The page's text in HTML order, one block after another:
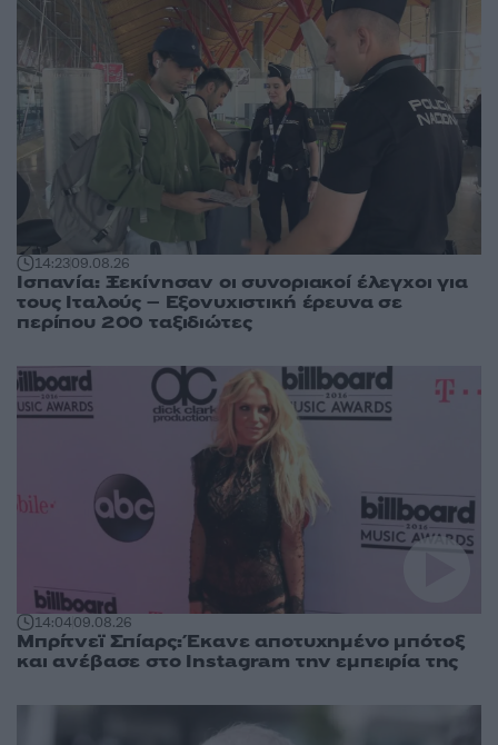
14:2309.08.26
Ισπανία: Ξεκίνησαν οι συνοριακοί έλεγχοι για
τους Ιταλούς – Εξονυχιστική έρευνα σε
περίπου 200 ταξιδιώτες
14:0409.08.26
Μπρίτνεϊ Σπίαρς: Έκανε αποτυχημένο μπότοξ
και ανέβασε στο Instagram την εμπειρία της